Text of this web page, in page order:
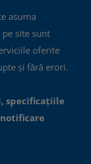
asuma
site sunt
oferite
și fără erori.
specificațiile